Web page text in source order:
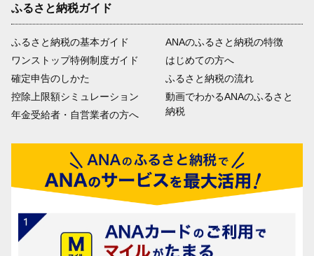
ふるさと納税ガイド
ふるさと納税の基本ガイド
ワンストップ特例制度ガイド
確定申告のしかた
控除上限額シミュレーション
年金受給者・自営業者の方へ
ANAのふるさと納税の特徴
はじめての方へ
ふるさと納税の流れ
動画でわかるANAのふるさと
納税